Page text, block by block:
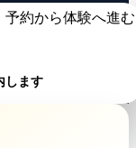
します